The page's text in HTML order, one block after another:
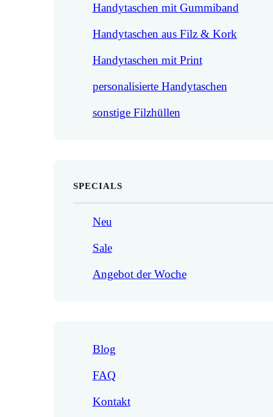
Handytaschen mit Gummiband
Handytaschen aus Filz & Kork
Handytaschen mit Print
personalisierte Handytaschen
sonstige Filzhüllen
SPECIALS
Neu
Sale
Angebot der Woche
Blog
FAQ
Kontakt